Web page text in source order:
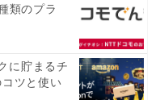
類のプラ
に貯まるチ
ツと使い